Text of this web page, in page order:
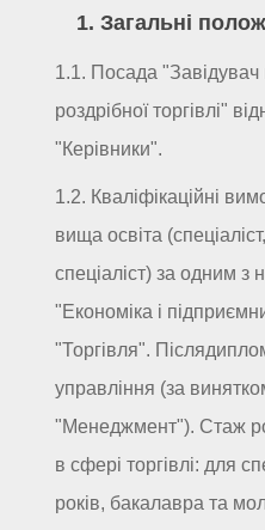
1. Загальні
1.1. Посада "Завідувач
роздрібної торгівлі"
"Керівники".
1.2. Кваліфікаційні
вища освіта
спеціаліст) за одним з
"Економіка і
"Торгівля".
управління (за
"Менеджмент"). Стаж
в сфері торгівлі: для
років, бакалавра та